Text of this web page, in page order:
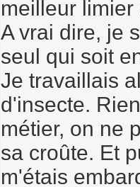
meilleur
A vrai dire, je
seul qui soit
Je travaillais
d'insecte.
métier, on ne
sa croûte. Et
m'étais